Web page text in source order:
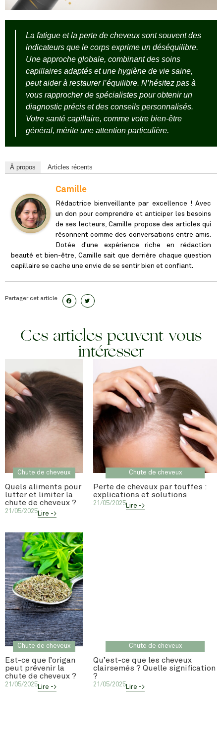
La fatigue et la perte de cheveux sont souvent des
indicateurs que le corps exprime un déséquilibre.
Une approche globale, combinant des soins
capillaires adaptés et une hygiène de vie saine,
peut aider à restaurer l’équilibre. N’hésitez pas à
vous rapprocher de spécialistes pour obtenir un
diagnostic précis et des conseils personnalisés.
Votre santé capillaire, comme votre bien-être
général, mérite une attention particulière.
À propos Articles récents
Camille
Rédactrice bienveillante par excellence ! Avec
un don pour comprendre et anticiper les besoins
de ses lecteurs, Camille propose des articles qui
résonnent comme des conversations entre amis.
Dotée d'une expérience riche en rédaction
beauté et bien-être, Camille sait que derrière chaque question
capillaire se cache une envie de se sentir bien et confiant.
Partager cet article
Ces articles peuvent vous
intéresser
Chute de cheveux
Quels aliments pour
lutter et limiter la
chute de cheveux ?
21/05/2025Lire ->
Chute de cheveux
Perte de cheveux par touffes :
explications et solutions
21/05/2025Lire ->
Chute de cheveux
Est-ce que l’origan
peut prévenir la
chute de cheveux ?
21/05/2025Lire ->
Chute de cheveux
Qu’est-ce que les cheveux
clairsemés ? Quelle signification
?
21/05/2025Lire ->